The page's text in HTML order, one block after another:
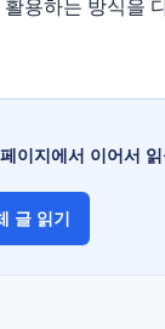
용하는 방식을
이지에서 이어서
글 읽기